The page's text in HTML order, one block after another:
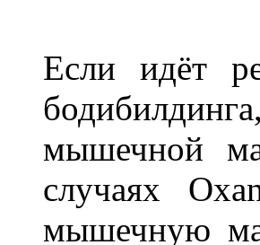
Если идёт
мышечной
случаях
мышечную